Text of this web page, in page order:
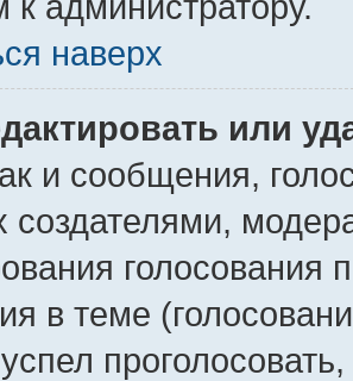
наверх
или
и сообщения,
создателями,
голосования
в теме